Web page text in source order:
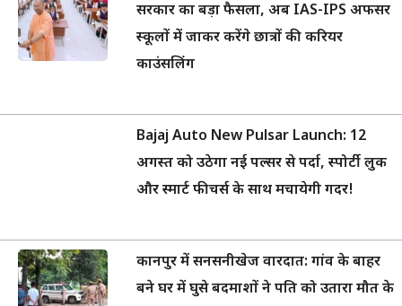
सरकार का बड़ा फैसला, अब IAS-IPS अफसर
स्कूलों में जाकर करेंगे छात्रों की करियर
काउंसलिंग
Bajaj Auto New Pulsar Launch: 12
अगस्त को उठेगा नई पल्सर से पर्दा, स्पोर्टी लुक
और स्मार्ट फीचर्स के साथ मचायेगी गदर!
कानपुर में सनसनीखेज वारदात: गांव के बाहर
बने घर में घुसे बदमाशों ने पति को उतारा मौत के